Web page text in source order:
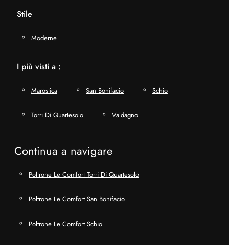
Stile
Moderne
I più visti a :
Marostica San Bonifacio Schio
Torri Di Quartesolo Valdagno
Continua a navigare
Poltrone Le Comfort Torri Di Quartesolo
Poltrone Le Comfort San Bonifacio
Poltrone Le Comfort Schio